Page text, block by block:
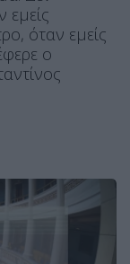
εμείς
όταν εμείς
ο